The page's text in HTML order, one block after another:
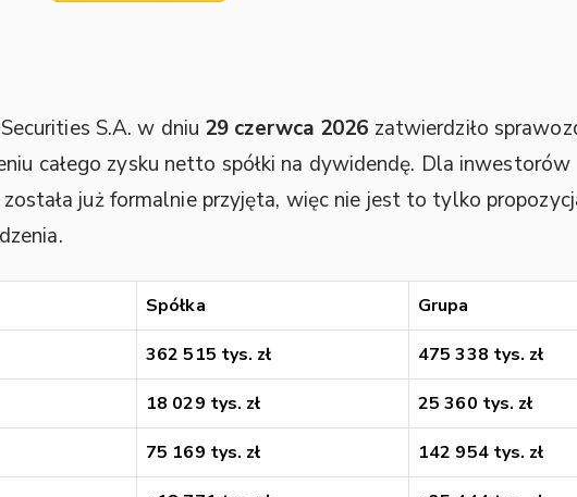
S.A. w dniu 29 czerwca 2026 zatwierdziło
całego zysku netto spółki na dywidendę. Dla inwestorów
już formalnie przyjęta, więc nie jest to tylko
Spółka Grupa
362 515 tys. zł 475 338 tys. zł
18 029 tys. zł 25 360 tys. zł
75 169 tys. zł 142 954 tys. zł